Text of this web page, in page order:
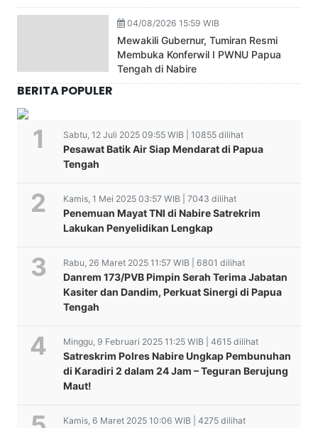
04/08/2026 15:59 WIB
Mewakili Gubernur, Tumiran Resmi
Membuka Konferwil I PWNU Papua
Tengah di Nabire
BERITA POPULER
Sabtu, 12 Juli 2025 09:55 WIB | 10855 dilihat
Pesawat Batik Air Siap Mendarat di Papua
Tengah
Kamis, 1 Mei 2025 03:57 WIB | 7043 dilihat
Penemuan Mayat TNI di Nabire Satrekrim
Lakukan Penyelidikan Lengkap
Rabu, 26 Maret 2025 11:57 WIB | 6801 dilihat
Danrem 173/PVB Pimpin Serah Terima Jabatan
Kasiter dan Dandim, Perkuat Sinergi di Papua
Tengah
Minggu, 9 Februari 2025 11:25 WIB | 4615 dilihat
Satreskrim Polres Nabire Ungkap Pembunuhan
di Karadiri 2 dalam 24 Jam – Teguran Berujung
Maut!
Kamis, 6 Maret 2025 10:06 WIB | 4275 dilihat